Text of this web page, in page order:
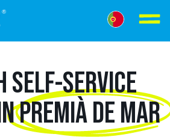
SELF-SERVICE
PREMIÀ DE MAR